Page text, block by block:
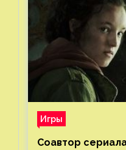
Игры
Соавтор